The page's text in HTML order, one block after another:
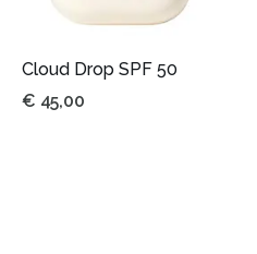
Cloud Drop SPF 50
€ 45,00